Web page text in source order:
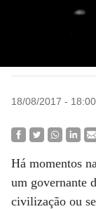
18/08/2017 - 18:00
Há momentos
um governante
civilização ou